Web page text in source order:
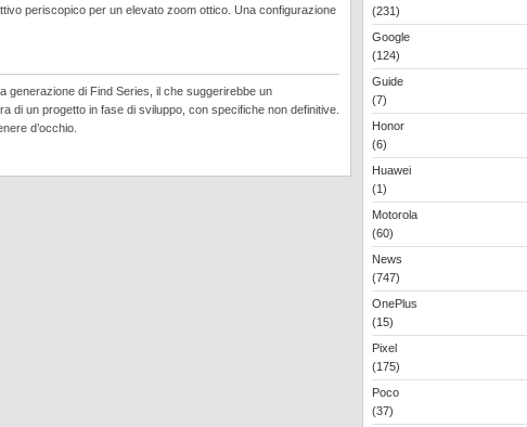
periscopico per un elevato zoom ottico. Una configurazione
generazione di Find Series, il che suggerirebbe un
di un progetto in fase di sviluppo, con specifiche non definitive.
d’occhio.
(231)
Google
(124)
Guide
(7)
Honor
(6)
Huawei
(1)
Motorola
(60)
News
(747)
OnePlus
(15)
Pixel
(175)
Poco
(37)